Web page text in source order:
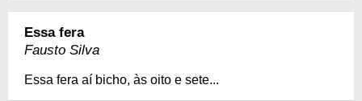
Essa fera
Fausto Silva
Essa fera aí bicho, às oito e sete...